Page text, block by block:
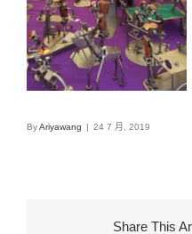
ByAriyawang | 24 7 月, 2019
Share This